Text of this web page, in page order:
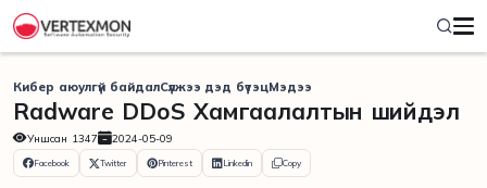
Кибер аюулгүй байдалСүлжээ дэд бүтэцМэдээ
Radware DDoS Хамгаалалтын шийдэл
Уншсан 1347 2024-05-09
Facebook Twitter Pinterest Linkedin Copy